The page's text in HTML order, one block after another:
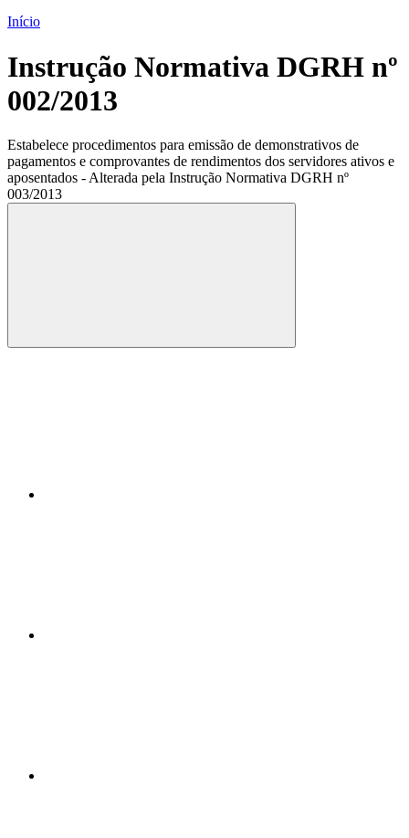
Início
Instrução Normativa DGRH nº
002/2013
Estabelece procedimentos para emissão de demonstrativos de
pagamentos e comprovantes de rendimentos dos servidores ativos e
aposentados - Alterada pela Instrução Normativa DGRH nº
003/2013
Compartilhar